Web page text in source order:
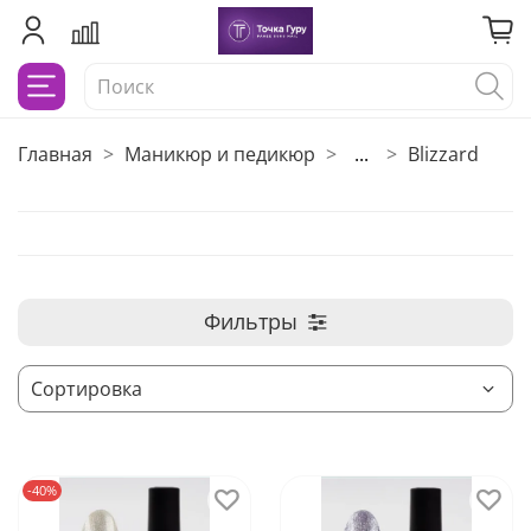
Главная Маникюр и педикюр ... Blizzard
Фильтры
-40%